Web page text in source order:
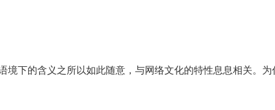
境下的含义之所以如此随意，与网络文化的特性息息相关。